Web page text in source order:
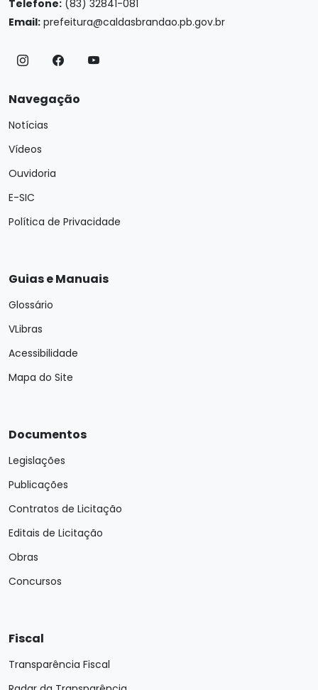
Telefone: (83) 32841-081
Email: prefeitura@caldasbrandao.pb.gov.br
Navegação
Notícias
Vídeos
Ouvidoria
E-SIC
Política de Privacidade
Guias e Manuais
Glossário
VLibras
Acessibilidade
Mapa do Site
Documentos
Legislações
Publicações
Contratos de Licitação
Editais de Licitação
Obras
Concursos
Fiscal
Transparência Fiscal